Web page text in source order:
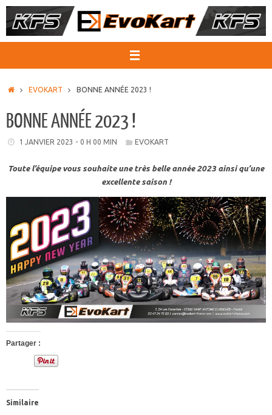
Passer
au
ACCUEIL
EVOKART BONNE ANNÉE 2023 !
BONNE ANNÉE 2023 !
1 JANVIER 2023 - 0 H 00 MIN EVOKART
Toute l’équipe vous souhaite une très belle année 2023 ainsi qu’une
excellente saison !
Partager :
Similaire